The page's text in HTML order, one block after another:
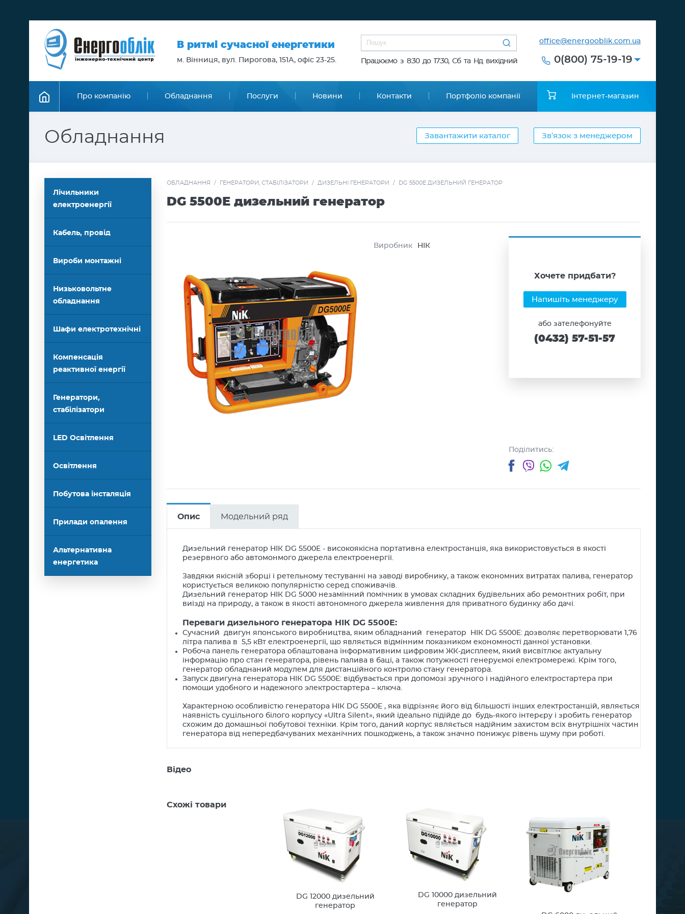
В ритмі сучасної енергетики
м. Вінниця, вул. Пирогова, 151А, офіс 23-25. Працюємо з 8:30 до 17:30, Сб та Нд вихідний
office@energooblik.com.ua
0(800) 75-19-19
Про компанію Обладнання Послуги Новини Контакти Портфоліо компанії Інтернет-магазин
Обладнання Завантажити каталог Зв'язок з менеджером
Лічильники
електроенергії
Кабель, провід
Вироби монтажні
Низьковольтне
обладнання
Шафи електротехнічні
Компенсація
реактивної енергії
Генератори,
стабілізатори
LED Освітлення
Освітлення
Побутова інсталяція
Прилади опалення
Альтернативна
енергетика
ОБЛАДНАННЯ / ГЕНЕРАТОРИ, СТАБІЛІЗАТОРИ / ДИЗЕЛЬНІ ГЕНЕРАТОРИ / DG 5500Е ДИЗЕЛЬНИЙ ГЕНЕРАТОР
DG 5500Е дизельний генератор
Виробник НІК
Хочете придбати?
Напишіть менеджеру
або зателефонуйте
(0432) 57-51-57
Поділитись:
Facebook
ViberWhatsApp
Telegram
Опис Модельний ряд
Дизельний генератор НІК DG 5500Е - високоякісна портативна електростанція, яка використовується в якості
резервного або автомонмого джерела електроенергії.
Завдяки якісній зборці і ретельному тестуванні на заводі виробнику, а також економних витратах палива, генератор
користується великою популярністю серед споживачів.
Дизельний генератор НІК DG 5000 незамінний помічник в умовах складних будівельних або ремонтних робіт, при
виїзді на природу, а також в якості автономного джерела живлення для приватного будинку або дачі.
Переваги дизельного генератора НІК DG 5500Е:
Сучасний двигун японського виробництва, яким обладнаний генератор НІК DG 5500Е: дозволяє перетворювати 1,76
літра палива в 5,5 кВт електроенергії, що являється відмінним показником економності данної установки.
Робоча панель генератора облаштована інформативним цифровим ЖК-дисплеем, який висвітлює актуальну
інформацію про стан генератора, рівень палива в баці, а також потужності генеруємої електромережі. Крім того,
генератор обладнаний модулем для дистанційного контролю стану генератора.
Запуск двигуна генератора НІК DG 5500Е: відбувається при допомозі зручного і надійного електростартера при
помощи удобного и надежного электростартера – ключа.
Характерною особливістю генератора НІК DG 5500Е , яка відрізняє його від більшості інших електростанцій, являється
наявність суцільного білого корпусу «Ultra Silent», який ідеально підійде до будь-якого інтерєру і зробить генератор
схожим до домашньої побутової техніки. Крім того, даний корпус являється надійним захистом всіх внутрішніх частин
генератора від непередбачуваних механічних пошкоджень, а також значно понижує рівень шуму при роботі.
Відео
Схожі товари
DG 12000 дизельний
генератор
DG 10000 дизельний
генератор